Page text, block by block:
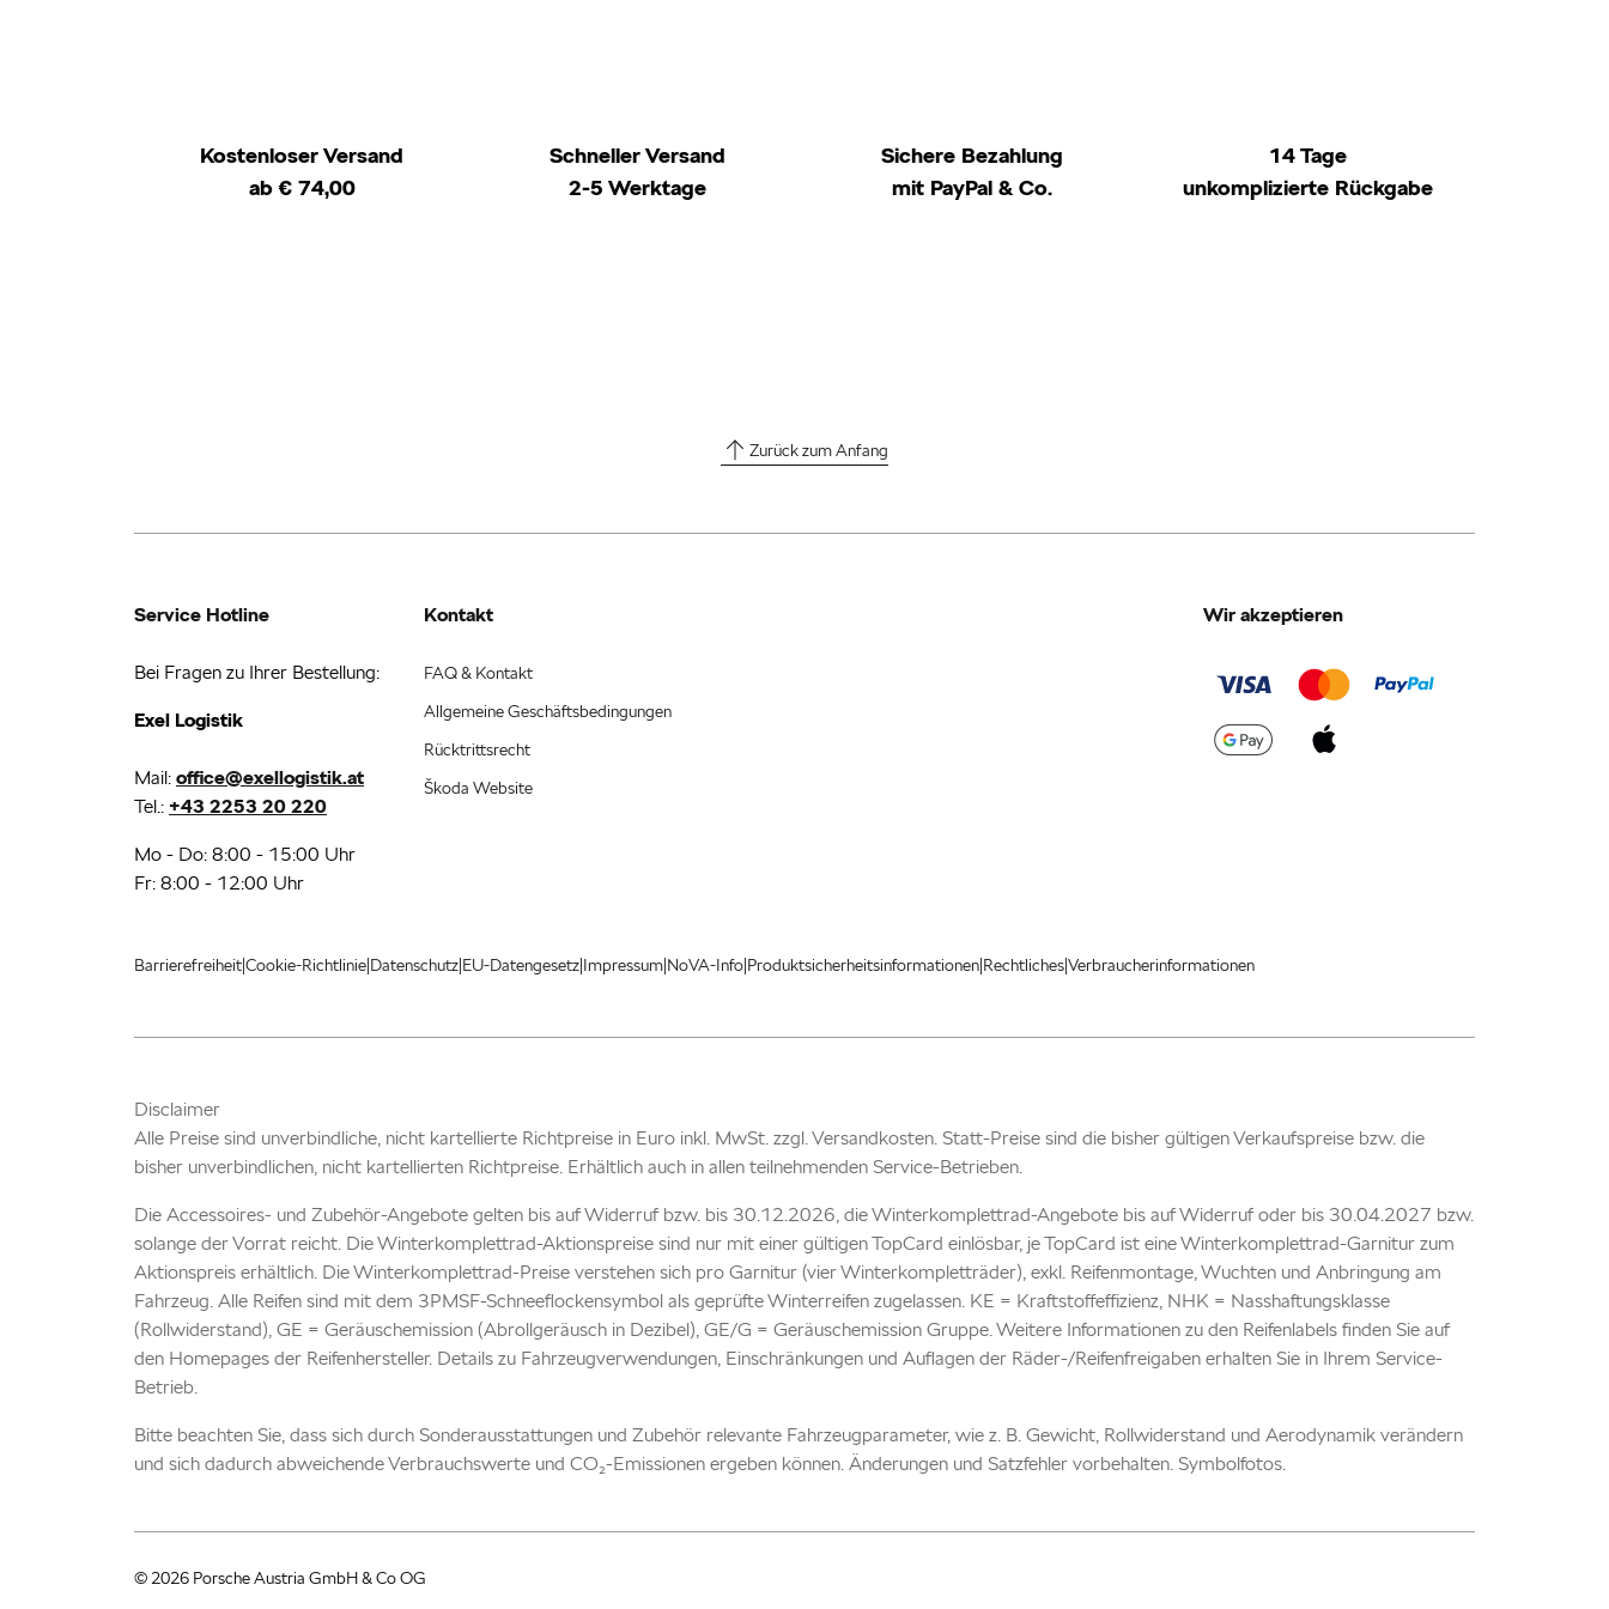
Kostenloser Versand
ab € 74,00
Schneller Versand
2-5 Werktage
Sichere Bezahlung
mit PayPal & Co.
14 Tage
unkomplizierte Rückgabe
Zurück zum Anfang
Service Hotline
Bei Fragen zu Ihrer Bestellung:
Exel Logistik
Mail: office@exellogistik.at
Tel.: +43 2253 20 220
Mo - Do: 8:00 - 15:00 Uhr
Fr: 8:00 - 12:00 Uhr
Kontakt
FAQ & Kontakt
Allgemeine Geschäftsbedingungen
Rücktrittsrecht
Škoda Website
Wir akzeptieren
Barrierefreiheit|Cookie-Richtlinie|Datenschutz|EU-Datengesetz|Impressum|NoVA-Info|Produktsicherheitsinformationen|Rechtliches|Verbraucherinformationen
Disclaimer
Alle Preise sind unverbindliche, nicht kartellierte Richtpreise in Euro inkl. MwSt. zzgl. Versandkosten. Statt-Preise sind die bisher gültigen Verkaufspreise bzw. die
bisher unverbindlichen, nicht kartellierten Richtpreise. Erhältlich auch in allen teilnehmenden Service-Betrieben.
Die Accessoires- und Zubehör-Angebote gelten bis auf Widerruf bzw. bis 30.12.2026, die Winterkomplettrad-Angebote bis auf Widerruf oder bis 30.04.2027 bzw.
solange der Vorrat reicht. Die Winterkomplettrad-Aktionspreise sind nur mit einer gültigen TopCard einlösbar, je TopCard ist eine Winterkomplettrad-Garnitur zum
Aktionspreis erhältlich. Die Winterkomplettrad-Preise verstehen sich pro Garnitur (vier Winterkompletträder), exkl. Reifenmontage, Wuchten und Anbringung am
Fahrzeug. Alle Reifen sind mit dem 3PMSF-Schneeflockensymbol als geprüfte Winterreifen zugelassen. KE = Kraftstoffeffizienz, NHK = Nasshaftungsklasse
(Rollwiderstand), GE = Geräuschemission (Abrollgeräusch in Dezibel), GE/G = Geräuschemission Gruppe. Weitere Informationen zu den Reifenlabels finden Sie auf
den Homepages der Reifenhersteller. Details zu Fahrzeugverwendungen, Einschränkungen und Auflagen der Räder-/Reifenfreigaben erhalten Sie in Ihrem Service-
Betrieb.
Bitte beachten Sie, dass sich durch Sonderausstattungen und Zubehör relevante Fahrzeugparameter, wie z. B. Gewicht, Rollwiderstand und Aerodynamik verändern
und sich dadurch abweichende Verbrauchswerte und CO₂-Emissionen ergeben können. Änderungen und Satzfehler vorbehalten. Symbolfotos.
© 2026 Porsche Austria GmbH & Co OG